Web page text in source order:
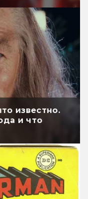
известно.
и что